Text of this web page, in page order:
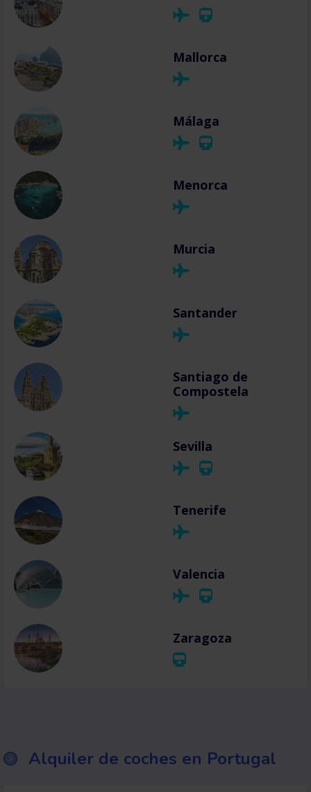
Mallorca
Málaga
Menorca
Murcia
Santander
Santiago de
Compostela
Sevilla
Tenerife
Valencia
Zaragoza
Alquiler de coches en Portugal